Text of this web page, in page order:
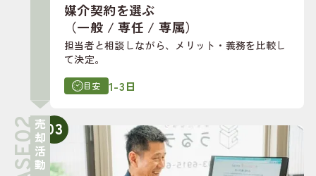
媒介契約を選ぶ
（一般 / 専任 / 専属）
担当者と相談しながら、メリット・義務を比較し
て決定。
目安 1-3日
売却活動 03